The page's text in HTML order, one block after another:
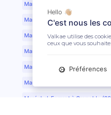
Maréchal-Ferrant à Cherbourg
Maréchal-Ferrant à Clermont-
Maréchal-Ferrant à Colmar (68)
Maréchal-Ferrant à Dijon (21)
Maréchal-Ferrant à Evreux (27)
Maréchal-Ferrant à
Maréchal-Ferrant à Grenoble
Hello 👋🏼
C'est nous les
Valkae utilise des
ceux que vous
Préférences